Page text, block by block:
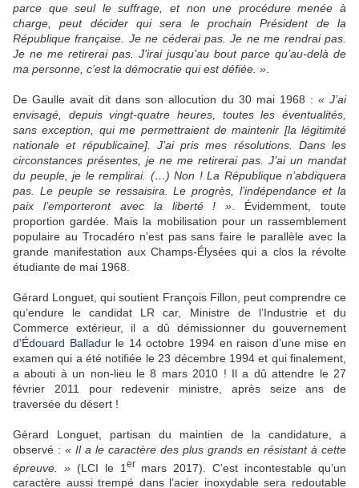
parce que seul le suffrage, et non une procédure menée à
charge, peut décider qui sera le prochain Président de la
République française. Je ne céderai pas. Je ne me rendrai pas.
Je ne me retirerai pas. J’irai jusqu’au bout parce qu’au-delà de
ma personne, c’est la démocratie qui est défiée. »
De Gaulle avait dit dans son allocution du 30 mai 1968 : « J’ai
envisagé, depuis vingt-quatre heures, toutes les éventualités,
sans exception, qui me permettraient de maintenir [la légitimité
nationale et républicaine]. J’ai pris mes résolutions. Dans les
circonstances présentes, je ne me retirerai pas. J’ai un mandat
du peuple, je le remplirai. (…) Non ! La République n’abdiquera
pas. Le peuple se ressaisira. Le progrès, l’indépendance et la
paix l’emporteront avec la liberté ! » . Évidemment, toute
proportion gardée. Mais la mobilisation pour un rassemblement
populaire au Trocadéro n’est pas sans faire le parallèle avec la
grande manifestation aux Champs-Élysées qui a clos la révolte
étudiante de mai 1968.
Gérard Longuet, qui soutient François Fillon, peut comprendre ce
qu’endure le candidat LR car, Ministre de l’Industrie et du
Commerce extérieur, il a dû démissionner du gouvernement
d’Édouard Balladurle 14 octobre 1994 en raison d’une mise en
examen qui a été notifiée le 23 décembre 1994 et qui finalement,
a abouti à un non-lieu le 8 mars 2010 ! Il a dû attendre le 27
février 2011 pour redevenir ministre, après seize ans de
traversée du désert !
Gérard Longuet, partisan du maintien de la candidature, a
observé : « Il a le caractère des plus grands en résistant à cette
épreuve. »(LCI le 1 er
mars 2017). C’est incontestable qu’un
caractère aussi trempé dans l’acier inoxydable sera redoutable